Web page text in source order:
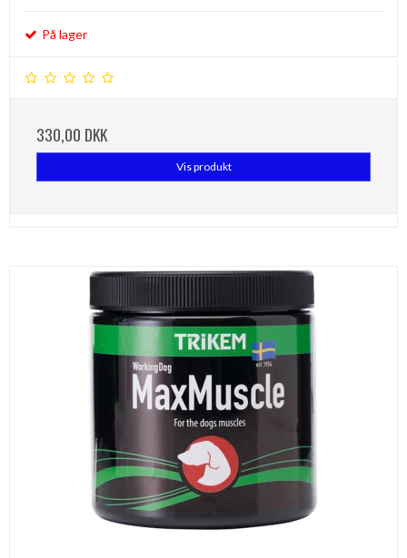
På lager
330,00 DKK
Vis produkt